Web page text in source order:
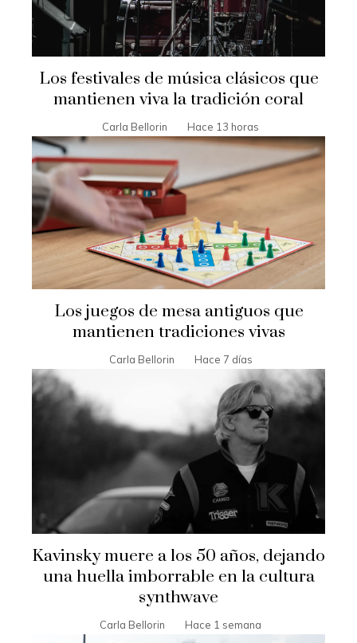
Los festivales de música clásicos que
mantienen viva la tradición coral
Carla Bellorin Hace 13 horas
Los juegos de mesa antiguos que
mantienen tradiciones vivas
Carla Bellorin Hace 7 días
Kavinsky muere a los 50 años, dejando
una huella imborrable en la cultura
synthwave
Carla Bellorin Hace 1 semana